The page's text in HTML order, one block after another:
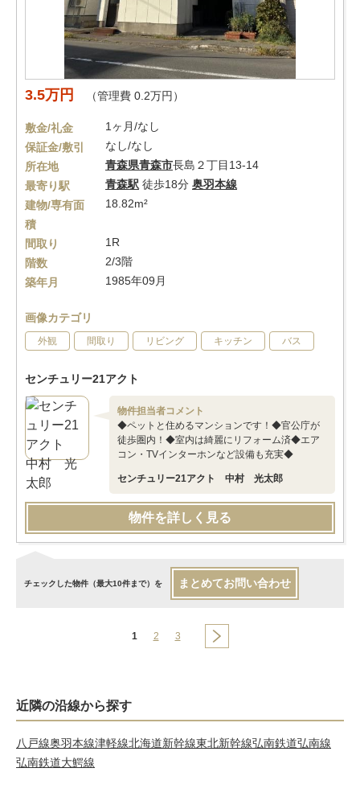
3.5万円 （管理費 0.2万円）
敷金/礼金
1ヶ月/なし
保証金/敷引
なし/なし
所在地
青森県青森市長島２丁目13-14
最寄り駅
青森駅 徒歩18分 奥羽本線
建物/専有面
積
18.82m²
間取り
1R
階数
2/3階
築年月
1985年09月
画像カテゴリ
外観 間取り リビング キッチン バス
センチュリー21アクト
物件担当者コメント
◆ペットと住めるマンションです！◆官公庁が
徒歩圏内！◆室内は綺麗にリフォーム済◆エア
コン・TVインターホンなど設備も充実◆
センチュリー21アクト 中村 光太郎
物件を詳しく見る
チェックした物件（最大10件まで）を まとめてお問い合わせ
1 2 3
近隣の沿線から探す
八戸線奥羽本線津軽線北海道新幹線東北新幹線弘南鉄道弘南線
弘南鉄道大鰐線